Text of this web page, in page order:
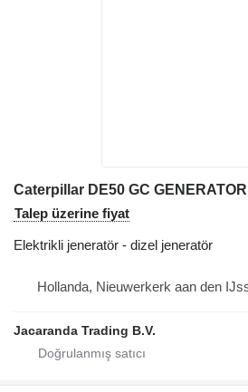
Talep üzerine fiyat
Elektrikli jeneratör - dizel jeneratör
Hollanda, Nieuwerkerk aan den
Jacaranda Trading B.V.